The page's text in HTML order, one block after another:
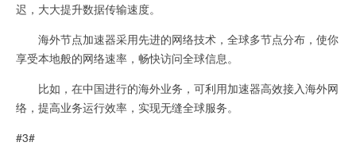
迟，大大提升数据传输速度。
海外节点加速器采用先进的网络技术，全球多节点分布，使你
享受本地般的网络速率，畅快访问全球信息。
比如，在中国进行的海外业务，可利用加速器高效接入海外网
络，提高业务运行效率，实现无缝全球服务。
#3#